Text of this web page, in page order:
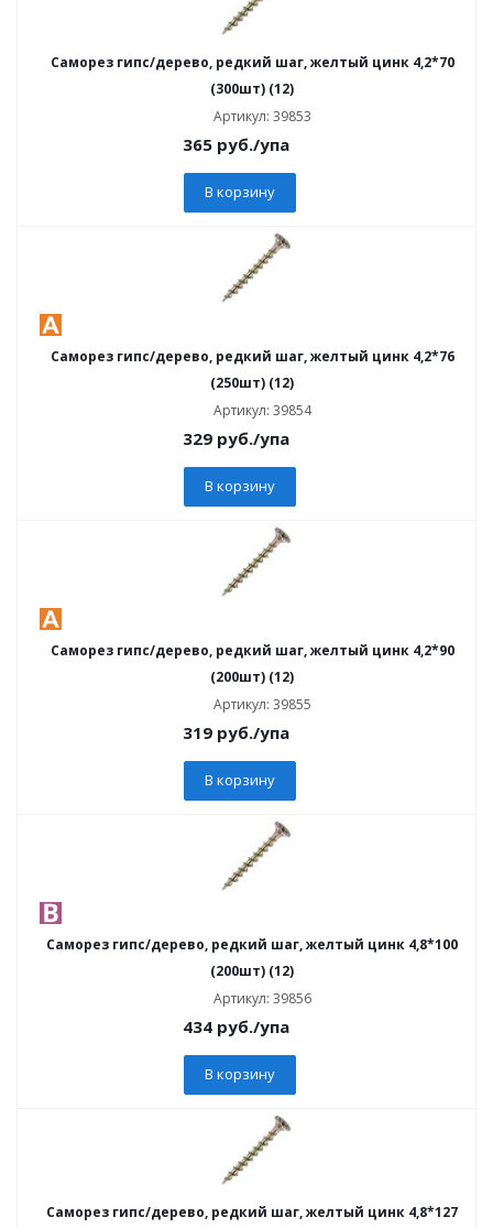
Саморез гипс/дерево, редкий шаг, желтый цинк 4,2*70
(300шт) (12)
Артикул: 39853
365руб./упа
В корзину
Саморез гипс/дерево, редкий шаг, желтый цинк 4,2*76
(250шт) (12)
Артикул: 39854
329руб./упа
В корзину
Саморез гипс/дерево, редкий шаг, желтый цинк 4,2*90
(200шт) (12)
Артикул: 39855
319руб./упа
В корзину
Саморез гипс/дерево, редкий шаг, желтый цинк 4,8*100
(200шт) (12)
Артикул: 39856
434руб./упа
В корзину
Саморез гипс/дерево, редкий шаг, желтый цинк 4,8*127